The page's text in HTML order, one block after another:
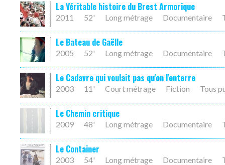
La Véritable histoire du Brest Armorique
2011 52' Long métrage Documentaire
Le Bateau de Gaëlle
2005 52' Long métrage Documentaire
Le Cadavre qui voulait pas qu'on l'enterre
2003 11' Court métrage Fiction Tous
Le Chemin critique
2009 48' Long métrage Documentaire
Le Container
2003 54' Long métrage Documentaire